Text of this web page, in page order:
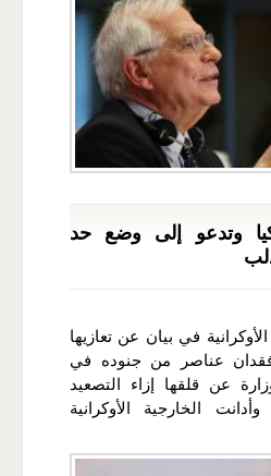
وتدعو إلى وضع حد
في بيان عن تعازيها
عناصر من جنوده في
عن قلقها إزاء التصعيد
الخارجية الأوكرانية